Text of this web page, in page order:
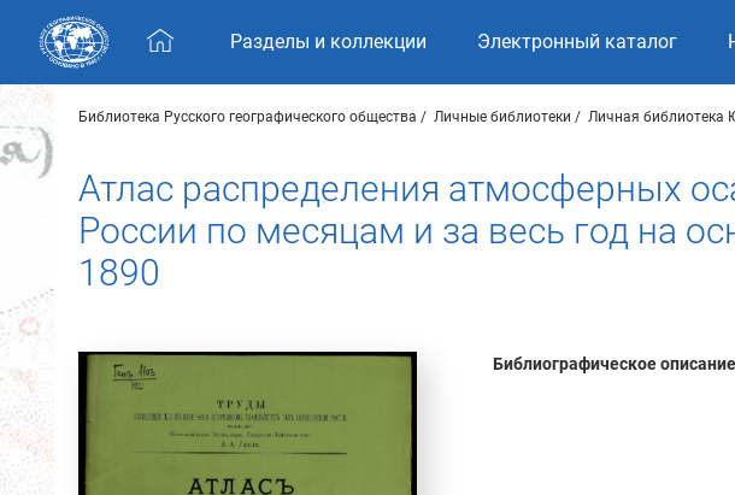
Skip navigation
Разделы и коллекции Электронный каталог
Библиотека Русского географического общества Личные библиотеки Личная библиотека
Атлас распределения атмосферных
России по месяцам и за весь год на
1890
Библиографическое